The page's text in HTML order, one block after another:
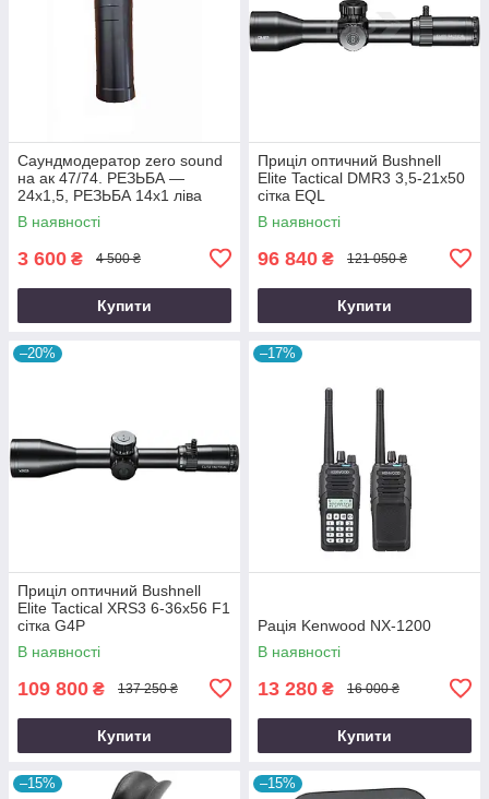
Саундмодератор zero sound
на ак 47/74. РЕЗЬБА —
24х1,5, РЕЗЬБА 14х1 ліва
В наявності
3 600 ₴ 4 500 ₴
Купити
Приціл оптичний Bushnell
Elite Tactical DMR3 3,5-21x50
сітка EQL
В наявності
96 840 ₴ 121 050 ₴
Купити
–20%
Приціл оптичний Bushnell
Elite Tactical XRS3 6-36x56 F1
сітка G4P
В наявності
109 800 ₴ 137 250 ₴
Купити
–17%
Рація Kenwood NX-1200
В наявності
13 280 ₴ 16 000 ₴
Купити
–15% –15%